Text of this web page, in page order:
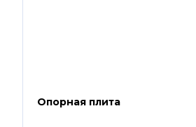
Опорная плита